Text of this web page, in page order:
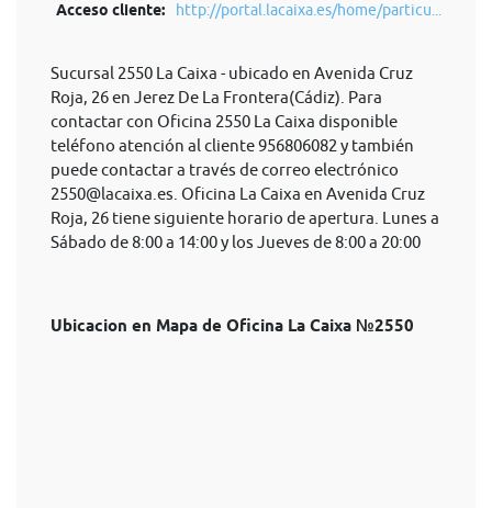
Acceso cliente: http://portal.lacaixa.es/home/particu...
Sucursal 2550 La Caixa - ubicado en Avenida Cruz
Roja, 26 en Jerez De La Frontera(Cádiz). Para
contactar con Oficina 2550 La Caixa disponible
teléfono atención al cliente 956806082 y también
puede contactar a través de correo electrónico
2550@lacaixa.es . Oficina La Caixa en Avenida Cruz
Roja, 26 tiene siguiente horario de apertura. Lunes a
Sábado de 8:00 a 14:00 y los Jueves de 8:00 a 20:00
Ubicacion en Mapa de Oficina La Caixa №2550